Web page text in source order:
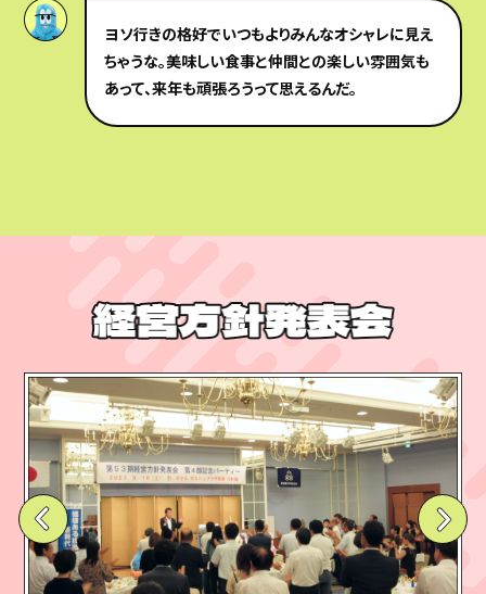
ヨソ行きの格好でいつもよりみんなオシャレに見え
ちゃうな。美味しい食事と仲間との楽しい雰囲気も
あって、来年も頑張ろうって思えるんだ。